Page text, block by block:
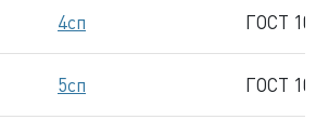
4сп ГОСТ
5сп ГОСТ